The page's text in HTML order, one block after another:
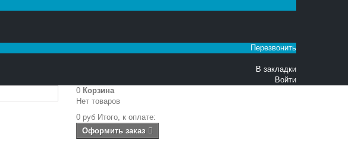
Перезвонить
В закладки
Войти
0 Корзина
Нет товаров
0 руб Итого, к оплате:
Оформить заказ